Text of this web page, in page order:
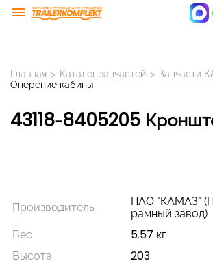
menu
Главная > Каталог запчастей > Запчасти
Оперение кабины
43118-8405205
Производитель
ПАО "КАМАЗ"
рамный завод)
Вес
5.57 кг
Высота
203